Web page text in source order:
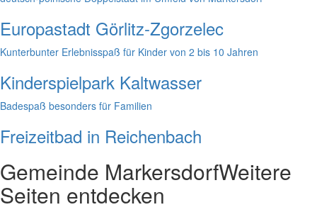
Europastadt Görlitz-Zgorzelec
Kunterbunter Erlebnisspaß für Kinder von 2 bis 10 Jahren
Kinderspielpark Kaltwasser
Badespaß besonders für Familien
Freizeitbad in Reichenbach
Gemeinde MarkersdorfWeitere
Seiten entdecken